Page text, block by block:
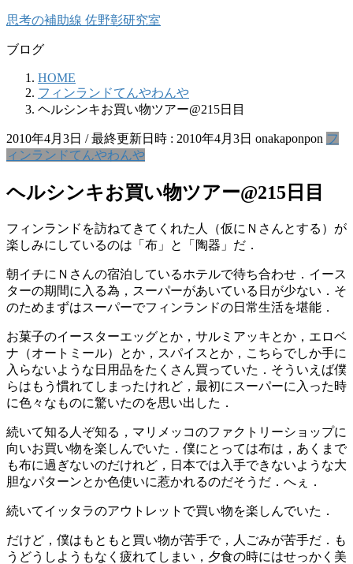
コ
テ
キ
ッ
ナ
ゲ
に
移
思考の補助線 佐野彰研究室
ブログ
HOME
フィンランドてんやわんや
ヘルシンキお買い物ツアー@215日目
2010年4月3日 / 最終更新日時 : 2010年4月3日 onakaponpon フ
ィンランドてんやわんや
ヘルシンキお買い物ツアー@215日目
フィンランドを訪ねてきてくれた人（仮にＮさんとする）が
楽しみにしているのは「布」と「陶器」だ．
朝イチにＮさんの宿泊しているホテルで待ち合わせ．イース
ターの期間に入る為，スーパーがあいている日が少ない．そ
のためまずはスーパーでフィンランドの日常生活を堪能．
お菓子のイースターエッグとか，サルミアッキとか，エロベ
ナ（オートミール）とか，スパイスとか，こちらでしか手に
入らないような日用品をたくさん買っていた．そういえば僕
らはもう慣れてしまったけれど，最初にスーパーに入った時
に色々なものに驚いたのを思い出した．
続いて知る人ぞ知る，マリメッコのファクトリーショップに
向いお買い物を楽しんでいた．僕にとっては布は，あくまで
も布に過ぎないのだけれど，日本では入手できないような大
胆なパターンとか色使いに惹かれるのだそうだ．へぇ．
続いてイッタラのアウトレットで買い物を楽しんでいた．
だけど，僕はもともと買い物が苦手で，人ごみが苦手だ．も
うどうしようもなく疲れてしまい，夕食の時にはせっかく美